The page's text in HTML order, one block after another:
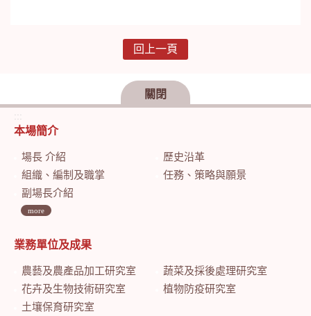
回上一頁
關閉
:::
本場簡介
場長 介紹
歷史沿革
組織、編制及職掌
任務、策略與願景
副場長介紹
more
業務單位及成果
農藝及農產品加工研究室
蔬菜及採後處理研究室
花卉及生物技術研究室
植物防疫研究室
土壤保育研究室